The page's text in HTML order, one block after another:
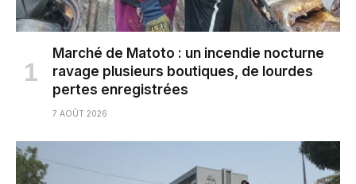
Marché de Matoto : un incendie nocturne
ravage plusieurs boutiques, de lourdes
pertes enregistrées
7 AOÛT 2026